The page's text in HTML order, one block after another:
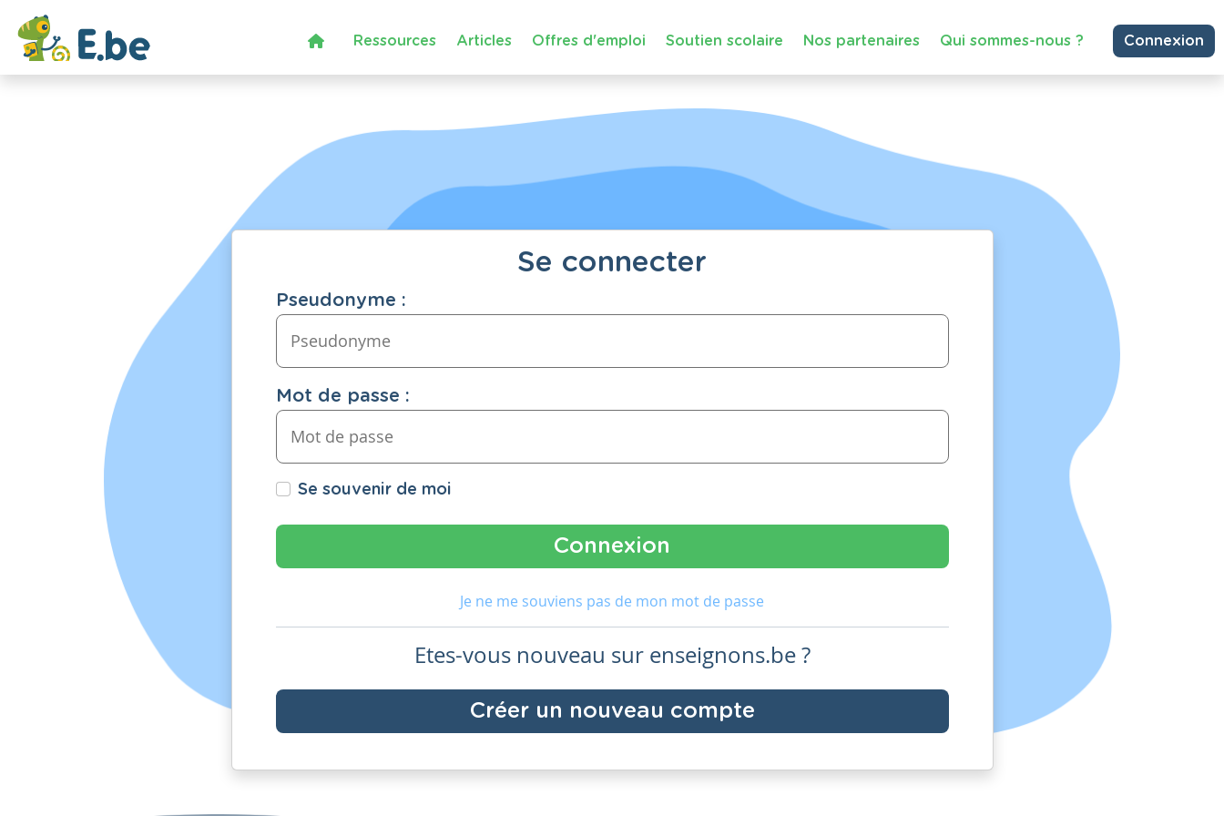
Ressources Articles Offres d'emploi Soutien scolaire Nos partenaires Qui sommes-nous ? Connexion
Se connecter
Pseudonyme :
Mot de passe :
Se souvenir de moi
Je ne me souviens pas de mon mot de passe
Etes-vous nouveau sur enseignons.be ?
Créer un nouveau compte